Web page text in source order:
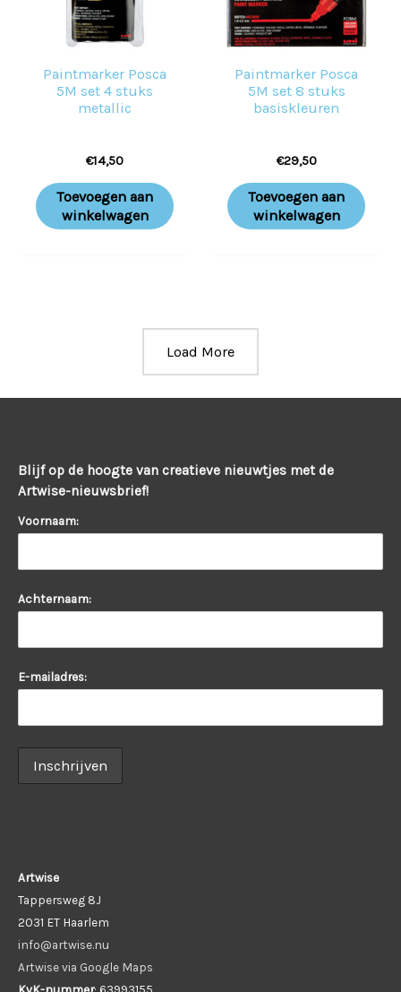
Paintmarker Posca
5M set 4 stuks
metallic
€14,50
Toevoegen aan
winkelwagen
Paintmarker Posca
5M set 8 stuks
basiskleuren
€29,50
Toevoegen aan
winkelwagen
Load More
Blijf op de hoogte van creatieve nieuwtjes met de
Artwise-nieuwsbrief!
Voornaam:
Achternaam:
E-mailadres:
Artwise
Tappersweg 8J
2031 ET Haarlem
info@artwise.nu
Artwise via Google Maps